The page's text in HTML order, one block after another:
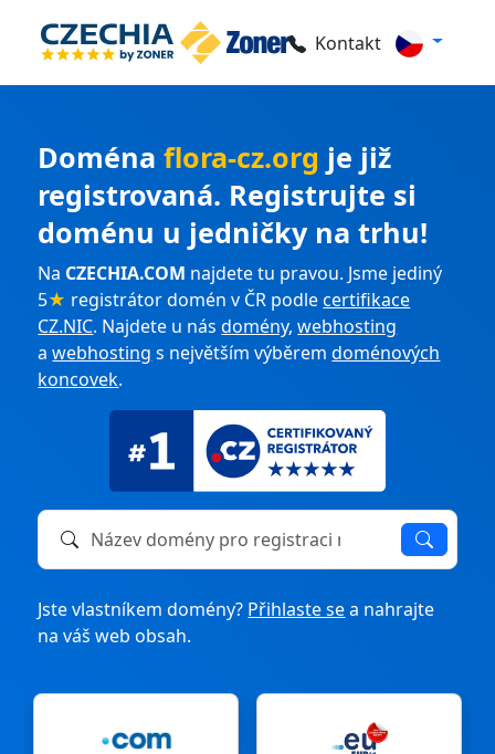
Kontakt
Doménaflora-cz.org je již
registrovaná. Registrujte si
doménu u jedničky na trhu!
Na CZECHIA.COM najdete tu pravou. Jsme jediný
5★ registrátor domén v ČR podlecertifikace
CZ.NIC. Najdete u násdomény,webhosting
awebhosting s největším výběremdoménových
koncovek.
Název domény k registraci nebo převodu
Jste vlastníkem domény? Přihlaste sea nahrajte
na váš web obsah.